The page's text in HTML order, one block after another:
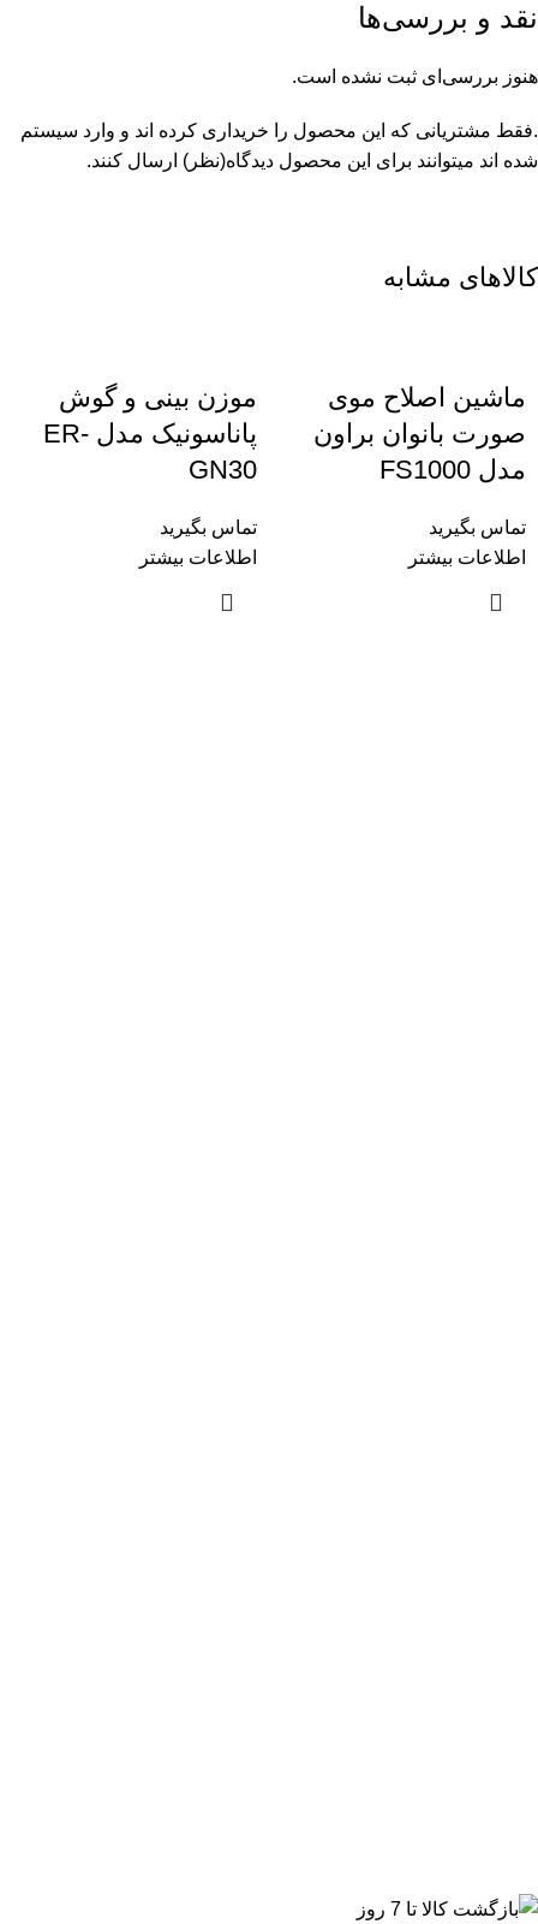
نقد و بررسی‌ها
هنوز بررسی‌ای ثبت نشده است.
.فقط مشتریانی که این محصول را خریداری کرده اند و وارد سیستم
شده اند میتوانند برای این محصول دیدگاه(نظر) ارسال کنند.
کالاهای مشابه
ماشین اصلاح موی
صورت بانوان براون
مدل FS1000
تماس بگیرید
اطلاعات بیشتر
موزن بینی و گوش
پاناسونیک مدل ER-
GN30
تماس بگیرید
اطلاعات بیشتر